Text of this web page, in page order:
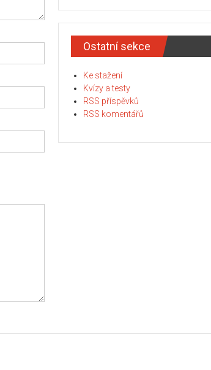
Ostatní sekce
Ke stažení
Kvízy a testy
RSS příspěvků
RSS komentářů